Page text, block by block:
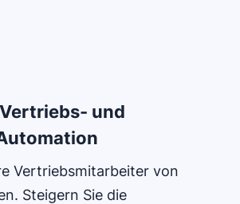
und
Vertriebsmitarbeiter von
Steigern Sie die